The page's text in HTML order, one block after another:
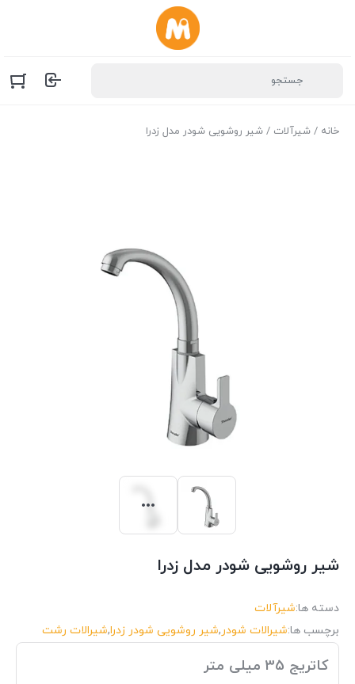
خانه / شیرآلات / شیر روشویی شودر مدل زدرا
شیر روشویی شودر مدل زدرا
دسته ها:شیرآلات
برچسب ها:شیرالات شودر,شیر روشویی شودر زدرا,شیرالات رشت
کاتریج 35 میلی متر